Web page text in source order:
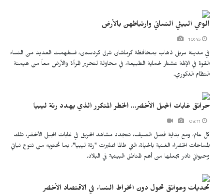
الوعي البيئي النسائي وارتباطهن بالأرض
في مدينة سربل ذهاب بمحافظة كرماشان شرق كردستان، استلهمت العديد من النساء
القوة في الإلهة عشتار لحماية الطبيعة، في محاولة لتحرير المرأة والأرض معاً من هيمنة
النظام الذكوري.
حرائق غابات الجبل الأخضر... الخطر المتكرر الذي يهدد رئة ليبيا
كل عام، ومع بداية فصل الصيف، تتجدد مشاهد الحريق في غابات الجبل الأخضر، تلك
المساحات الخضراء الغنية بالحياة، التي طالما اعتُبرت "رئة ليبيا"، بما تحتويه من تنوع نباتي
وحيواني نادر يجعلها من أهم المناطق البيئية في البلاد.
تحديات وعوائق تحول دون انخراط النساء في الاقتصاد الأخضر